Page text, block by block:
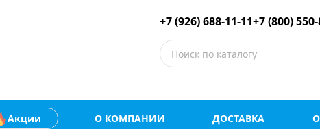
шины
+7 (926) 688-11-11+7 (800)
Акции О КОМПАНИИ ДОСТАВКА